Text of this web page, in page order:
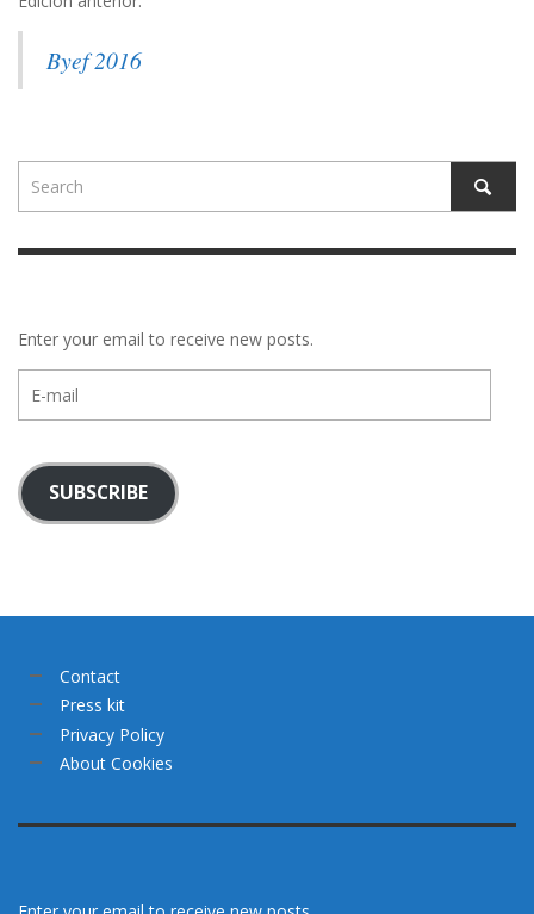
Byef 2016
Enter your email to receive new posts.
mail
SUBSCRIBE
Contact
Press kit
Privacy Policy
About Cookies